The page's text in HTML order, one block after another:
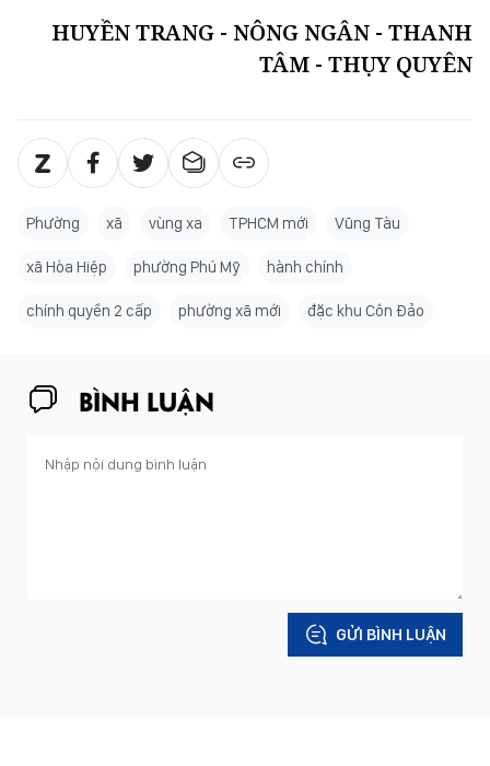
HUYỀN TRANG - NÔNG NGÂN - THANH
TÂM - THỤY QUYÊN
Phường xã vùng xa TPHCM mới Vũng Tàu
xã Hòa Hiệp phường Phú Mỹ hành chính
chính quyền 2 cấp phường xã mới đặc khu Côn Đảo
BÌNH LUẬN
GỬI BÌNH LUẬN